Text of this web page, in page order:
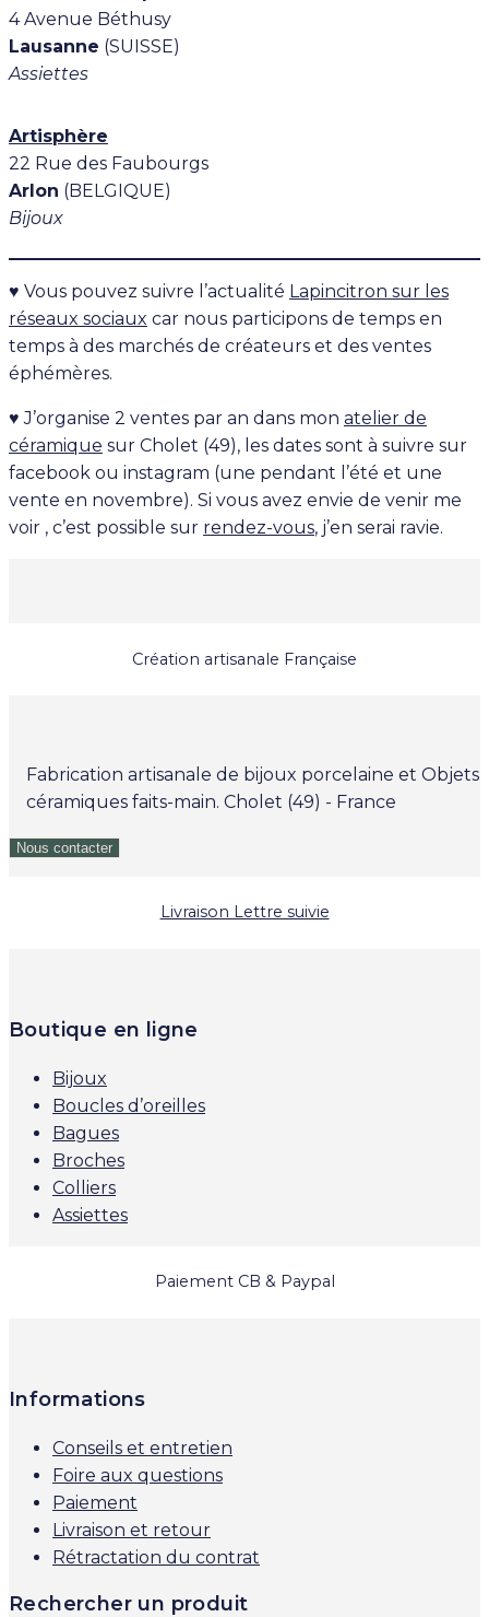
4 Avenue Béthusy
Lausanne (SUISSE)
Assiettes
Artisphère
22 Rue des Faubourgs
Arlon (BELGIQUE)
Bijoux
♥ Vous pouvez suivre l’actualité Lapincitron sur les
réseaux sociaux car nous participons de temps en
temps à des marchés de créateurs et des ventes
éphémères.
♥ J’organise 2 ventes par an dans mon atelier de
céramique sur Cholet (49), les dates sont à suivre sur
facebook ou instagram (une pendant l’été et une
vente en novembre). Si vous avez envie de venir me
voir , c’est possible sur rendez-vous, j’en serai ravie.
Création artisanale Française
Fabrication artisanale de bijoux porcelaine et Objets
céramiques faits-main. Cholet (49) - France
Nous contacter
Livraison Lettre suivie
Boutique en ligne
Bijoux
Boucles d’oreilles
Bagues
Broches
Colliers
Assiettes
Paiement CB & Paypal
Informations
Conseils et entretien
Foire aux questions
Paiement
Livraison et retour
Rétractation du contrat
Rechercher un produit